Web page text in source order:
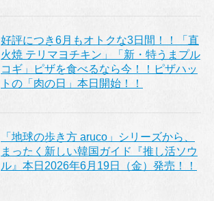
好評につき6月もオトクな3日間！！「直
火焼 テリマヨチキン」「新・特うまプル
コギ」ピザを食べるなら今！！ピザハッ
トの「肉の日」本日開始！！
「地球の歩き方 aruco」シリーズから、
まったく新しい韓国ガイド『推し活ソウ
ル』本日2026年6月19日（金）発売！！